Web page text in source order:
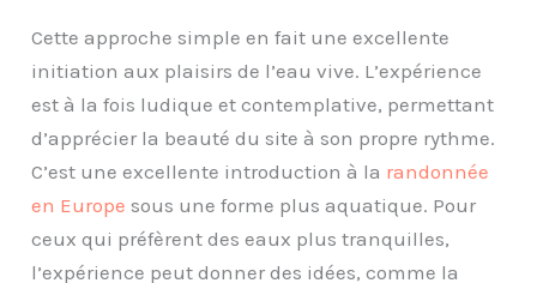
Cette approche simple en fait une excellente
initiation aux plaisirs de l’eau vive. L’expérience
est à la fois ludique et contemplative, permettant
d’apprécier la beauté du site à son propre rythme.
C’est une excellente introduction à la randonnée
en Europe sous une forme plus aquatique. Pour
ceux qui préfèrent des eaux plus tranquilles,
l’expérience peut donner des idées, comme la